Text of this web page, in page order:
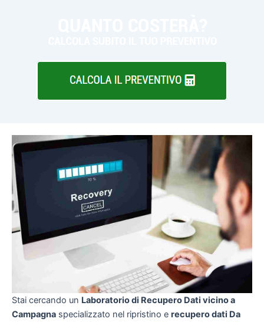
Stai cercando un Laboratorio di Recupero Dati vicino a
Campagna specializzato nel ripristino e recupero dati Da